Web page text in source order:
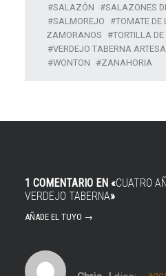
SALAZÓN
SALAZONES
SALMOREJO
TOMATE DE
ZAMORANOS
TORTILLA
VERDEJO TABERNA
WONTON
ZANAHORIA
1 COMENTARIO EN «CUATRO
VERDEJO TABERNA»
AÑADE EL TUYO →